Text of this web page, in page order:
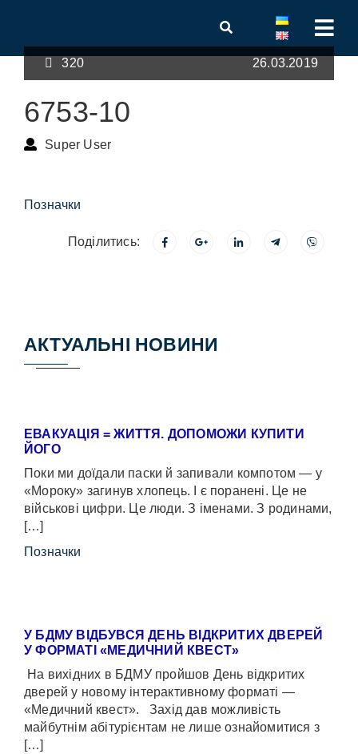
320 26.03.2019
6753-10
Super User
Позначки
Поділитись:
АКТУАЛЬНІ НОВИНИ
ЕВАКУАЦІЯ = ЖИТТЯ. ДОПОМОЖИ КУПИТИ
ЙОГО
Поки ми доїдали паски й запивали компотом — у
«Мороку» загинув хлопець. І є поранені. Це не
військові цифри. Це люди. З іменами. З родинами,
[…]
Позначки
У БДМУ ВІДБУВСЯ ДЕНЬ ВІДКРИТИХ ДВЕРЕЙ
У ФОРМАТІ «МЕДИЧНИЙ КВЕСТ»
На вихідних в БДМУ пройшов День відкритих
дверей у новому інтерактивному форматі —
«Медичний квест». Захід дав можливість
майбутнім абітурієнтам не лише ознайомитися з
[…]